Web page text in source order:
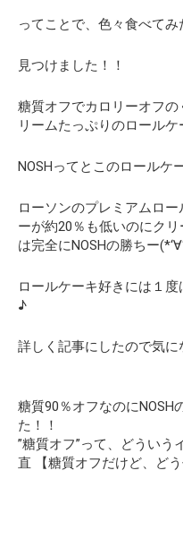
ってことで、色々食べてみ
見つけました！！
糖質オフでカロリーオフ
リームたっぷりのロール
NOSHってとこのロールケ
ローソンのプレミアムロ
ーが約20％も低いのにク
は完全にNOSHの勝ちー
ロールケーキ好きには１
♪
詳しく記事にしたので気
糖質90％オフなのにNOSH
た！！
”糖質オフ”って、どういう
直 【糖質オフだけど、ど